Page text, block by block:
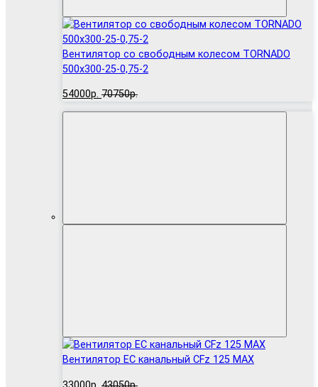
Вентилятор cо свободным колесом TORNADO
500x300-25-0,75-2
54000р. 70750р.
Вентилятор EC канальный CFz 125 MAX